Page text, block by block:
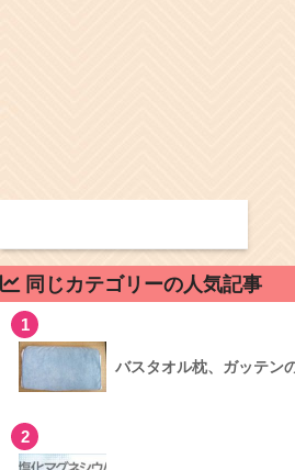
同じカテゴリーの人気記事
1
バスタオル枕、ガッテン
2